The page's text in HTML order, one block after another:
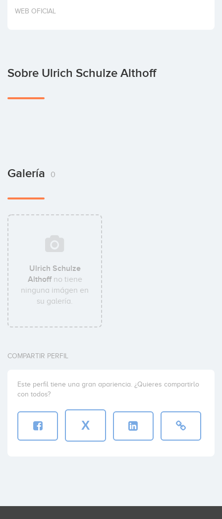
Invertir
WEB OFICIAL
Sobre Ulrich Schulze Althoff
Galería 0
Ulrich Schulze
Althoffno tiene
ninguna imágen en
su galería.
COMPARTIR PERFIL
Este perfil tiene una gran apariencia. ¿Quieres compartirlo
con todos?
X